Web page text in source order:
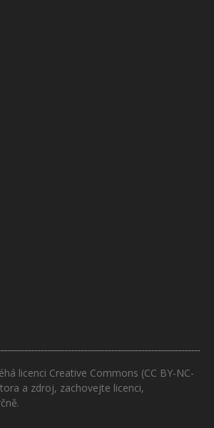
licenci Creative Commons (CC BY-NC-
a zdroj, zachovejte licenci,